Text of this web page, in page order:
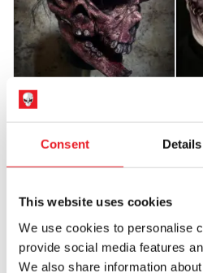
Consent Details
This website uses cookies
We use cookies to personalise
provide social media features
We also share information
Masque Gémeaux
PRÉ-COMMANDE VOIR LE PRODUIT
PRÉ-COMMANDE